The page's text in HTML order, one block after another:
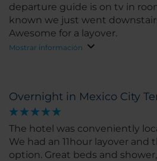
departure guide is on tv in
known we just went
Awesome for a layover.
Mostrar información
Overnight in Mexico City
The hotel was conveniently
We had an 11hour layover and
option. Great beds and